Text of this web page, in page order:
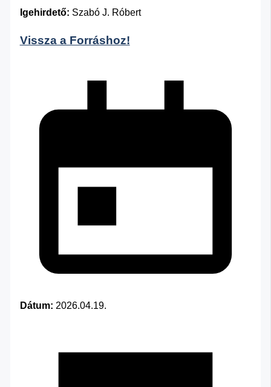
Igehirdető: Szabó J. Róbert
Vissza a Forráshoz!
Dátum: 2026.04.19.